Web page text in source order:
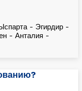
- Эгирдир -
- Анталия -